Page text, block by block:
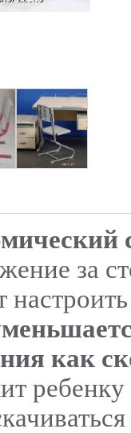
за
как